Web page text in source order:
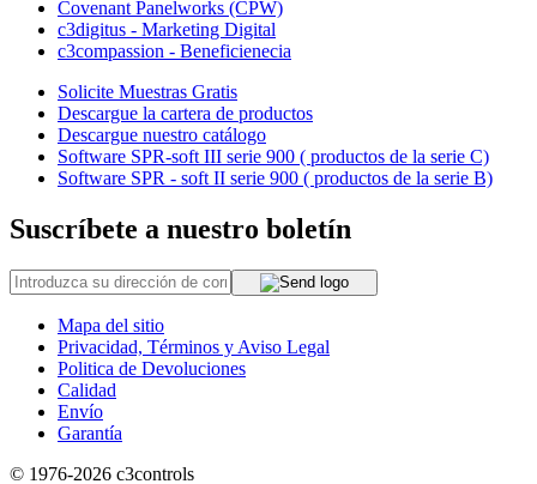
Covenant Panelworks (CPW)
c3digitus - Marketing Digital
c3compassion - Beneficienecia
Solicite Muestras Gratis
Descargue la cartera de productos
Descargue nuestro catálogo
Software SPR-soft III serie 900 ( productos de la serie C)
Software SPR - soft II serie 900 ( productos de la serie B)
Suscríbete a nuestro boletín
Mapa del sitio
Privacidad, Términos y Aviso Legal
Politica de Devoluciones
Calidad
Envío
Garantía
© 1976-2026 c3controls